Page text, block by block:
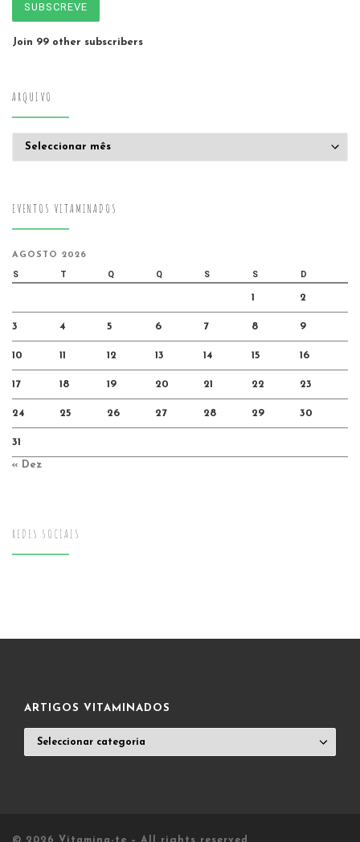
SUBSCREVE
Join 99 other subscribers
ARQUIVO
EVENTOS VITAMINADOS
AGOSTO 2026
S T Q Q S S D
1 2
3 4 5 6 7 8 9
10 11 12 13 14 15 16
17 18 19 20 21 22 23
24 25 26 27 28 29 30
31
« Dez
REDES SOCIAIS
ARTIGOS VITAMINADOS
VITAMINADOS